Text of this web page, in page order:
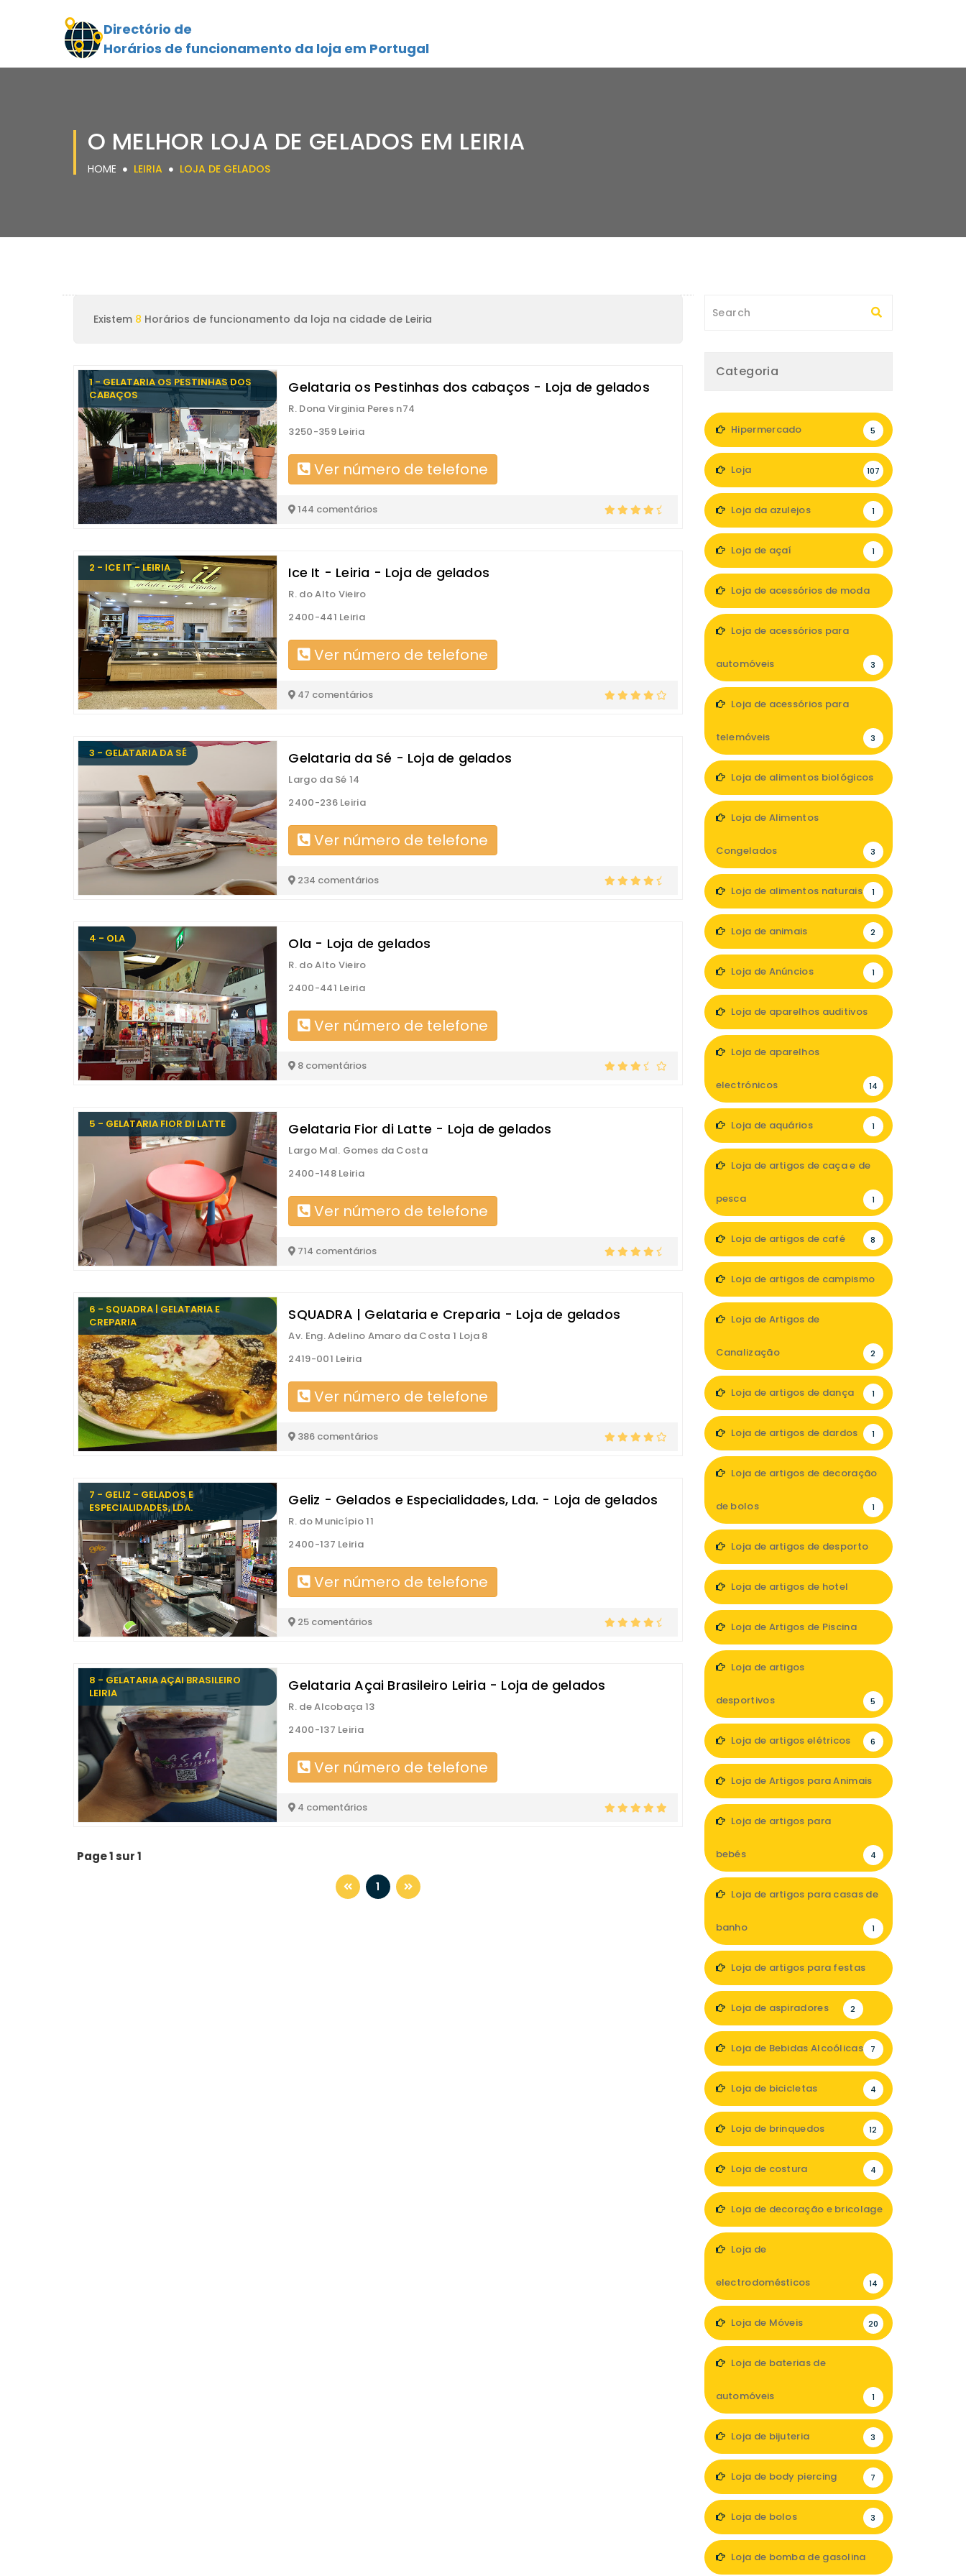
Directório de
Horários de funcionamento da loja em Portugal
O MELHOR LOJA DE GELADOS EM LEIRIA
HOME LEIRIA LOJA DE GELADOS
Existem 8 Horários de funcionamento da loja na cidade de Leiria
1 - GELATARIA OS PESTINHAS DOS
CABAÇOS
Gelataria os Pestinhas dos cabaços - Loja de gelados
R. Dona Virginia Peres n74
3250-359 Leiria
Ver número de telefone
144 comentários
2 - ICE IT - LEIRIA Ice It - Leiria - Loja de gelados
R. do Alto Vieiro
2400-441 Leiria
Ver número de telefone
47 comentários
3 - GELATARIA DA SÉ Gelataria da Sé - Loja de gelados
Largo da Sé 14
2400-236 Leiria
Ver número de telefone
234 comentários
4 - OLA Ola - Loja de gelados
R. do Alto Vieiro
2400-441 Leiria
Ver número de telefone
8 comentários
5 - GELATARIA FIOR DI LATTE Gelataria Fior di Latte - Loja de gelados
Largo Mal. Gomes da Costa
2400-148 Leiria
Ver número de telefone
714 comentários
6 - SQUADRA | GELATARIA E
CREPARIA
SQUADRA | Gelataria e Creparia - Loja de gelados
Av. Eng. Adelino Amaro da Costa 1 Loja 8
2419-001 Leiria
Ver número de telefone
386 comentários
7 - GELIZ - GELADOS E
ESPECIALIDADES, LDA.
Geliz - Gelados e Especialidades, Lda. - Loja de gelados
R. do Município 11
2400-137 Leiria
Ver número de telefone
25 comentários
8 - GELATARIA AÇAI BRASILEIRO
LEIRIA
Gelataria Açai Brasileiro Leiria - Loja de gelados
R. de Alcobaça 13
2400-137 Leiria
Ver número de telefone
4 comentários
Page 1 sur 1
1
Categoria
Hipermercado 5
Loja 107
Loja da azulejos 1
Loja de açaí 1
Loja de acessórios de moda
Loja de acessórios para
automóveis 3
Loja de acessórios para
telemóveis 3
Loja de alimentos biológicos
Loja de Alimentos
Congelados 3
Loja de alimentos naturais 1
Loja de animais 2
Loja de Anúncios 1
Loja de aparelhos auditivos
Loja de aparelhos
electrónicos 14
Loja de aquários 1
Loja de artigos de caça e de
pesca 1
Loja de artigos de café 8
Loja de artigos de campismo
Loja de Artigos de
Canalização 2
Loja de artigos de dança 1
Loja de artigos de dardos 1
Loja de artigos de decoração
de bolos 1
Loja de artigos de desporto
Loja de artigos de hotel
Loja de Artigos de Piscina
Loja de artigos
desportivos 5
Loja de artigos elétricos 6
Loja de Artigos para Animais
Loja de artigos para
bebés 4
Loja de artigos para casas de
banho 1
Loja de artigos para festas
Loja de aspiradores 2
Loja de Bebidas Alcoólicas 7
Loja de bicicletas 4
Loja de brinquedos 12
Loja de costura 4
Loja de decoração e bricolage
Loja de
electrodomésticos 14
Loja de Móveis 20
Loja de baterias de
automóveis 1
Loja de bijuteria 3
Loja de body piercing 7
Loja de bolos 3
Loja de bomba de gasolina